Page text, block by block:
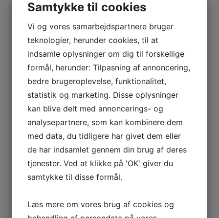
Rasmus Peitersen
rasmus@tumlinghoejauto.dk
Tina Peitersen
Samtykke til cookies
Vi og vores samarbejdspartnere bruger
teknologier, herunder cookies, til at
indsamle oplysninger om dig til forskellige
formål, herunder: Tilpasning af annoncering,
bedre brugeroplevelse, funktionalitet,
statistik og marketing. Disse oplysninger
kan blive delt med annoncerings- og
analysepartnere, som kan kombinere dem
med data, du tidligere har givet dem eller
de har indsamlet gennem din brug af deres
tjenester. Ved at klikke på 'OK' giver du
samtykke til disse formål.
Læs mere om vores brug af cookies og